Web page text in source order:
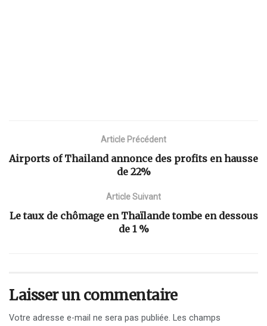
Article Précédent
Airports of Thailand annonce des profits en hausse
de 22%
Article Suivant
Le taux de chômage en Thaïlande tombe en dessous
de 1 %
Laisser un commentaire
Votre adresse e-mail ne sera pas publiée. Les champs